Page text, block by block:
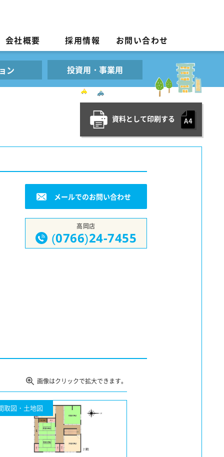
会社概要 採用情報 お問い合わせ
ン 投資用・事業用
資料として印刷する
メールでのお問い合わせ
高岡店
(0766)24-7455
画像はクリックで拡大できます。
取図・土地図